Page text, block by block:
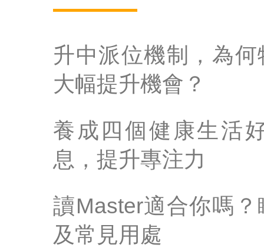
升中派位機制，為
大幅提升機會？
養成四個健康生活
息，提升專注力
讀Master適合你嗎
及常見用處